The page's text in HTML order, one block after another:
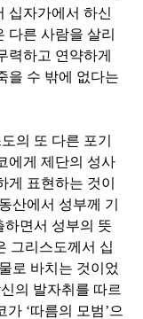
십자가에서 하신
다른 사람을 살리
력하고 연약하게
을 수 밖에 없다는
의 또 다른 포기
에게 제단의 성사
게 표현하는 것이
산에서 성부께 기
하면서 성부의 뜻
그리스도께서 십
로 바치는 것이었
의 발자취를 따르
가 ‘따름의 모범’으